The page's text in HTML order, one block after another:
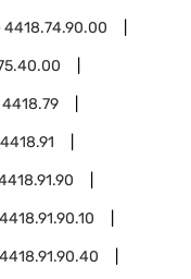
4418.74.90.00
4418.79
4418.91
4418.91.90.10
4418.91.90.40